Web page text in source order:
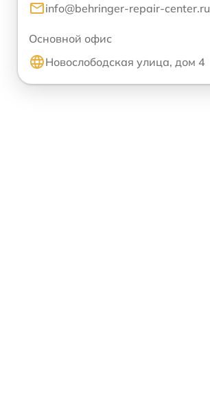
info@behringer-repair-center.ru
Основной офис
Новослободская улица, дом 4